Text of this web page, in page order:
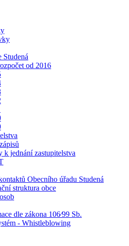
Studená
od 2016
k jednání zastupitelstva
Obecního úřadu Studená
struktura obce
dle zákona 106⁄99 Sb.
- Whistleblowing